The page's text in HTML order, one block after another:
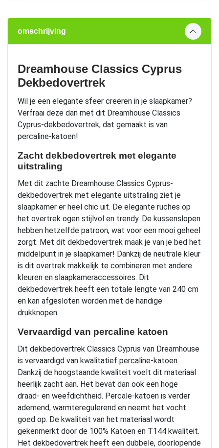
omschrijving
Dreamhouse Classics Cyprus
Dekbedovertrek
Wil je een elegante sfeer creëren in je slaapkamer?
Verfraai deze dan met dit Dreamhouse Classics
Cyprus-dekbedovertrek, dat gemaakt is van
percaline-katoen!
Zacht dekbedovertrek met elegante
uitstraling
Met dit zachte Dreamhouse Classics Cyprus-
dekbedovertrek met elegante uitstraling ziet je
slaapkamer er heel chic uit. De elegante ruches op
het overtrek ogen stijlvol en trendy. De kussenslopen
hebben hetzelfde patroon, wat voor een mooi geheel
zorgt. Met dit dekbedovertrek maak je van je bed het
middelpunt in je slaapkamer! Dankzij de neutrale kleur
is dit overtrek makkelijk te combineren met andere
kleuren en slaapkameraccessoires. Dit
dekbedovertrek heeft een totale lengte van 240 cm
en kan afgesloten worden met de handige
drukknopen.
Vervaardigd van percaline katoen
Dit dekbedovertrek Classics Cyprus van Dreamhouse
is vervaardigd van kwalitatief percaline-katoen.
Dankzij de hoogstaande kwaliteit voelt dit materiaal
heerlijk zacht aan. Het bevat dan ook een hoge
draad- en weefdichtheid. Percale-katoen is verder
ademend, warmteregulerend en neemt het vocht
goed op. De kwaliteit van het materiaal wordt
gekenmerkt door de 100% Katoen en T144 kwaliteit.
Het dekbedovertrek heeft een dubbele, doorlopende